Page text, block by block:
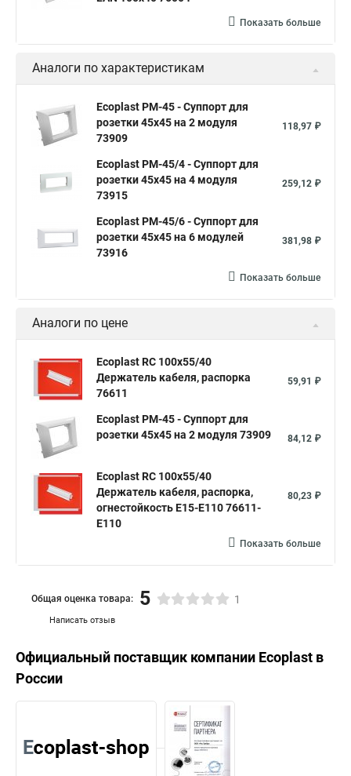
Показать больше
Аналоги по характеристикам
Ecoplast PM-45 - Суппорт для
розетки 45x45 на 2 модуля
73909
118,97 ₽
Ecoplast PM-45/4 - Суппорт для
розетки 45x45 на 4 модуля
73915
259,12 ₽
Ecoplast PM-45/6 - Суппорт для
розетки 45x45 на 6 модулей
73916
381,98 ₽
Показать больше
Аналоги по цене
Ecoplast RC 100x55/40
Держатель кабеля, распорка
76611
59,91 ₽
Ecoplast PM-45 - Суппорт для
розетки 45x45 на 2 модуля 73909
84,12 ₽
Ecoplast RC 100x55/40
Держатель кабеля, распорка,
огнестойкость E15-E110 76611-
E110
80,23 ₽
Показать больше
Написать отзыв
Общая оценка товара: 5 1
Официальный поставщик компании Ecoplast в
России